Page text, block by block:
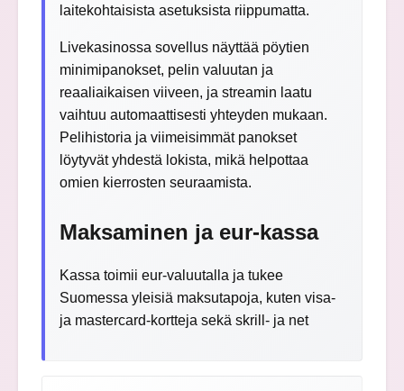
laitekohtaisista asetuksista riippumatta.
Livekasinossa sovellus näyttää pöytien
minimipanokset, pelin valuutan ja
reaaliaikaisen viiveen, ja streamin laatu
vaihtuu automaattisesti yhteyden mukaan.
Pelihistoria ja viimeisimmät panokset
löytyvät yhdestä lokista, mikä helpottaa
omien kierrosten seuraamista.
Maksaminen ja eur-kassa
Kassa toimii eur-valuutalla ja tukee
Suomessa yleisiä maksutapoja, kuten visa-
ja mastercard-kortteja sekä skrill- ja net